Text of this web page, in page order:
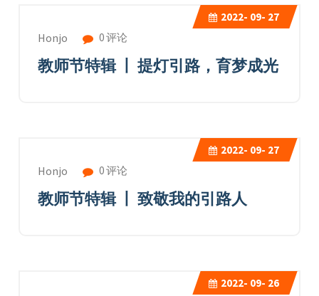
2022- 09- 27
Honjo 0 评论
教师节特辑 丨 提灯引路，育梦成光
2022- 09- 27
Honjo 0 评论
教师节特辑 丨 致敬我的引路人
2022- 09- 26